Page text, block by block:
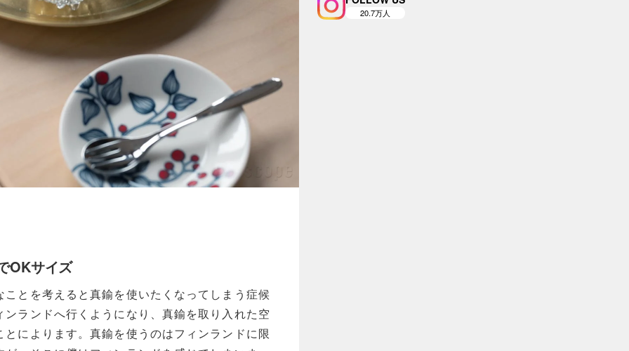
OKサイズ
ことを考えると真鍮を使いたくなってしまう症候
ンランドへ行くようになり、真鍮を取り入れた空
とによります。真鍮を使うのはフィンランドに限